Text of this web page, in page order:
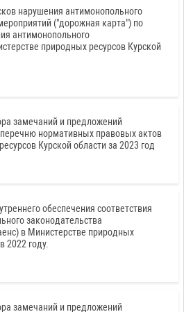
нарушения антимонопольного
("дорожная карта") по
антимонопольного
природных ресурсов Курской
замечаний и предложений
нормативных правовых актов
Курской области за 2023 год
обеспечения соответствия
законодательства
в Министерстве природных
2022 году.
замечаний и предложений